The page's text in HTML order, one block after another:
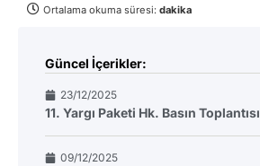
Ortalama okuma süresi: dakika
Güncel İçerikler:
23/12/2025
11. Yargı Paketi Hk. Basın Toplantısı
09/12/2025